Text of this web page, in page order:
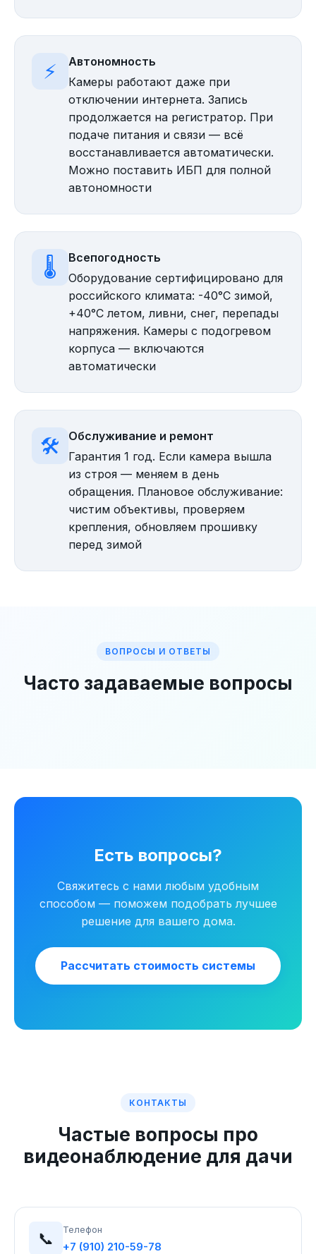
⚡
Автономность
Камеры работают даже при
отключении интернета. Запись
продолжается на регистратор. При
подаче питания и связи — всё
восстанавливается автоматически.
Можно поставить ИБП для полной
автономности
🌡️
Всепогодность
Оборудование сертифицировано для
российского климата: -40°C зимой,
+40°C летом, ливни, снег, перепады
напряжения. Камеры с подогревом
корпуса — включаются
автоматически
🛠️
Обслуживание и ремонт
Гарантия 1 год. Если камера вышла
из строя — меняем в день
обращения. Плановое обслуживание:
чистим объективы, проверяем
крепления, обновляем прошивку
перед зимой
ВОПРОСЫ И ОТВЕТЫ
Часто задаваемые вопросы
Есть вопросы?
Свяжитесь с нами любым удобным
способом — поможем подобрать лучшее
решение для вашего дома.
Рассчитать стоимость системы
КОНТАКТЫ
Частые вопросы про
видеонаблюдение для дачи
📞 Телефон
+7 (910) 210-59-78